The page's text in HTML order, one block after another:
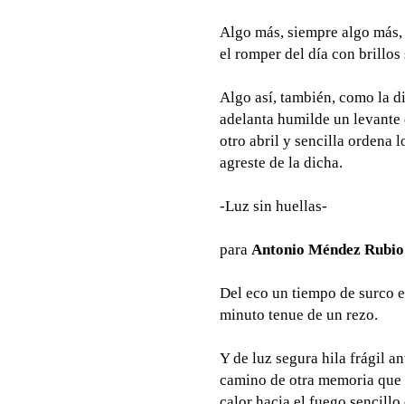
Algo más, siempre algo
el romper del día con brillos
Algo así, también, como la
adelanta humilde un
otro abril y sencilla ordena
agreste de la dicha.
-Luz sin huellas-
para Antonio Méndez Rubio
Del eco un tiempo de surco
minuto tenue de un rezo.
Y de luz segura hila frágil
camino de otra memoria